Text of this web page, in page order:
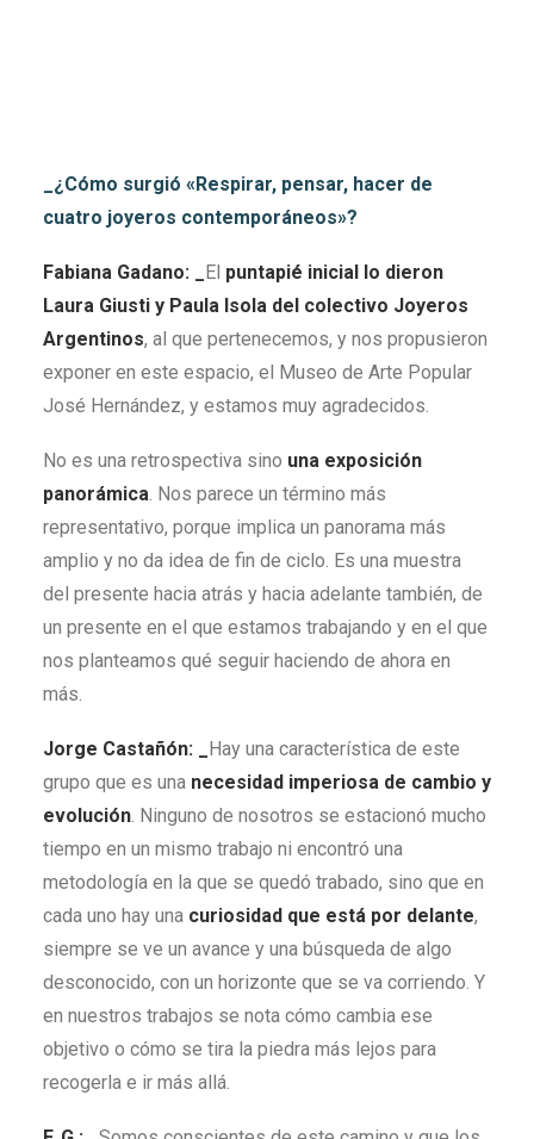
_¿Cómo surgió «Respirar, pensar, hacer de
cuatro joyeros contemporáneos»?
Fabiana Gadano: _ El puntapié inicial lo dieron
Laura Giusti y Paula Isola del colectivo Joyeros
Argentinos, al que pertenecemos, y nos propusieron
exponer en este espacio, el Museo de Arte Popular
José Hernández, y estamos muy agradecidos.
No es una retrospectiva sino una exposición
panorámica. Nos parece un término más
representativo, porque implica un panorama más
amplio y no da idea de fin de ciclo. Es una muestra
del presente hacia atrás y hacia adelante también, de
un presente en el que estamos trabajando y en el que
nos planteamos qué seguir haciendo de ahora en
más.
Jorge Castañón: _ Hay una característica de este
grupo que es una necesidad imperiosa de cambio y
evolución. Ninguno de nosotros se estacionó mucho
tiempo en un mismo trabajo ni encontró una
metodología en la que se quedó trabado, sino que en
cada uno hay una curiosidad que está por delante,
siempre se ve un avance y una búsqueda de algo
desconocido, con un horizonte que se va corriendo. Y
en nuestros trabajos se nota cómo cambia ese
objetivo o cómo se tira la piedra más lejos para
recogerla e ir más allá.